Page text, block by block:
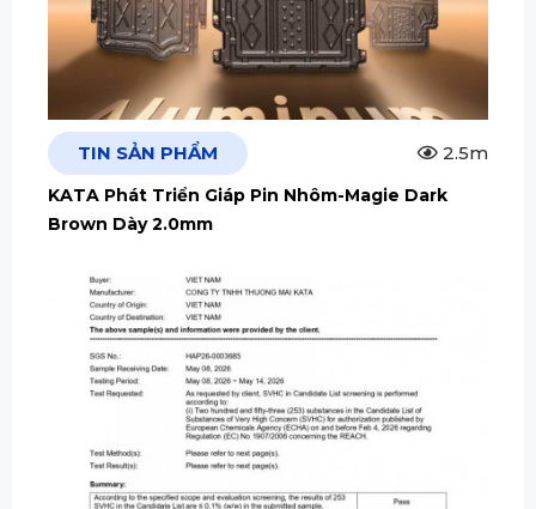
TIN SẢN PHẨM 2.5m
KATA Phát Triển Giáp Pin Nhôm-Magie Dark
Brown Dày 2.0mm